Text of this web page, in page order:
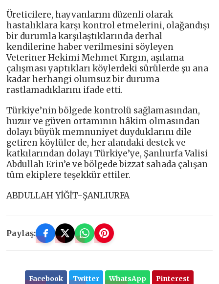
Üreticilere, hayvanlarını düzenli olarak
hastalıklara karşı kontrol etmelerini, olağandışı
bir durumla karşılaştıklarında derhal
kendilerine haber verilmesini söyleyen
Veteriner Hekimi Mehmet Kırgın, aşılama
çalışması yaptıkları köylerdeki sürülerde şu ana
kadar herhangi olumsuz bir duruma
rastlamadıklarını ifade etti.
Türkiye’nin bölgede kontrolü sağlamasından,
huzur ve güven ortamının hâkim olmasından
dolayı büyük memnuniyet duyduklarını dile
getiren köylüler de, her alandaki destek ve
katkılarından dolayı Türkiye’ye, Şanlıurfa Valisi
Abdullah Erin’e ve bölgede bizzat sahada çalışan
tüm ekiplere teşekkür ettiler.
ABDULLAH YİĞİT-ŞANLIURFA
Paylaş:
Facebook Twitter WhatsApp Pinterest